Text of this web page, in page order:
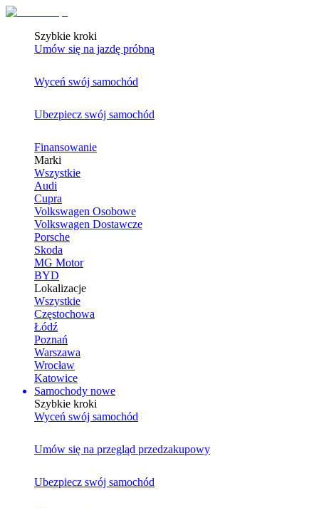
Szybkie kroki
Umów się na jazdę próbną
Wyceń swój samochód
Ubezpiecz swój samochód
Finansowanie
Marki
Wszystkie
Audi
Cupra
Volkswagen Osobowe
Volkswagen Dostawcze
Porsche
Skoda
MG Motor
BYD
Lokalizacje
Wszystkie
Częstochowa
Łódź
Poznań
Warszawa
Wrocław
Katowice
Samochody nowe
Szybkie kroki
Wyceń swój samochód
Umów się na przegląd przedzakupowy
Ubezpiecz swój samochód